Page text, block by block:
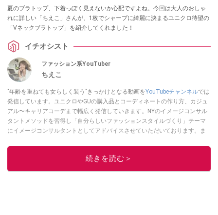
夏のブラトップ、下着っぽく見えないか心配ですよね。今回は大人のおしゃ
れに詳しい「ちえこ」さんが、1枚でシャープに綺麗に決まるユニクロ待望の
「Vネックブラトップ」を紹介してくれました！
イチオシスト
ファッション系YouTuber
ちえこ
"年齢を重ねても女らしく装う"きっかけとなる動画をYouTubeチャンネルでは
発信しています。ユニクロやGUの購入品とコーディネートの作り方、カジュ
アル〜キャリアコーデまで幅広く発信していきます。NYのイメージコンサル
タントメソッドを習得し「自分らしいファッションスタイルづくり」テーマ
にイメージコンサルタントとしてアドバイスさせていただいております。ま
積み上げ続けている外資系企業のコンサルタント（25年以上のキャリア）か
続きを読む＞